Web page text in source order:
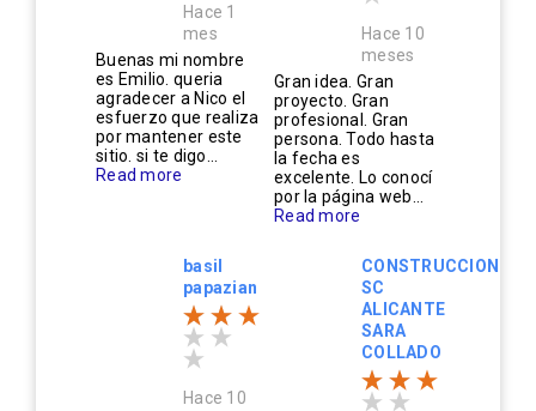
Hace 1
mes
Buenas mi nombre
es Emilio. queria
agradecer a Nico el
esfuerzo que realiza
por mantener este
sitio. si te digo...
Read more
Hace 10
meses
Gran idea. Gran
proyecto. Gran
profesional. Gran
persona. Todo hasta
la fecha es
excelente. Lo conocí
por la página web...
Read more
basil
papazian
Hace 10
CONSTRUCCIONES
SC
ALICANTE
SARA
COLLADO